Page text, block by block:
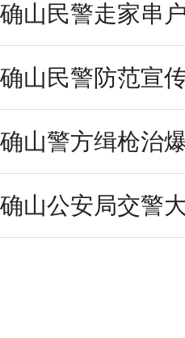
确山民警走家串
确山民警防范宣
确山警方缉枪治
确山公安局交警